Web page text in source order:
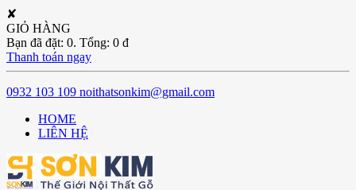
✘
GIỎ HÀNG
Bạn đã đặt: 0. Tổng: 0 đ
Thanh toán ngay
0932 103 109 noithatsonkim@gmail.com
HOME
LIÊN HỆ